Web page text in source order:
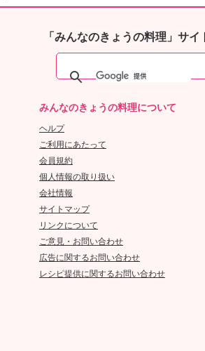
「みんなのきょうの料理」サイ
みんなのきょうの料理について
ヘルプ
ご利用にあたって
会員規約
個人情報の取り扱い
会社情報
サイトマップ
リンクについて
ご意見・お問い合わせ
広告に関するお問い合わせ
レシピ提供に関するお問い合わせ